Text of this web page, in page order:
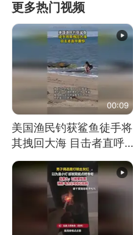
更多热门视频
00:09
美国渔民钓获鲨鱼徒手将
其拽回大海 目击者直呼
震惊 （视频来源：参考
消息）